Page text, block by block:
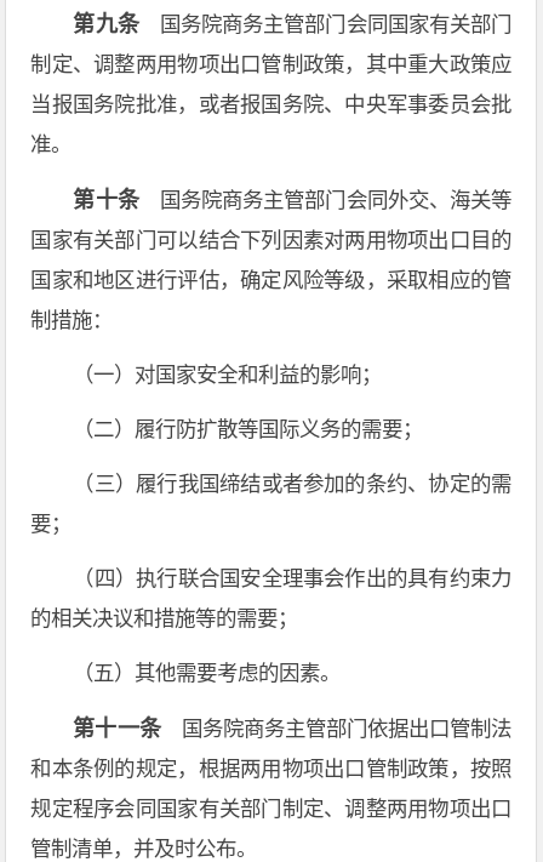
第九条国务院商务主管部门会同国家有关部门
制定、调整两用物项出口管制政策，其中重大政策应
当报国务院批准，或者报国务院、中央军事委员会批
准。
第十条国务院商务主管部门会同外交、海关等
国家有关部门可以结合下列因素对两用物项出口目的
国家和地区进行评估，确定风险等级，采取相应的管
制措施：
（一）对国家安全和利益的影响；
（二）履行防扩散等国际义务的需要；
（三）履行我国缔结或者参加的条约、协定的需
要；
（四）执行联合国安全理事会作出的具有约束力
的相关决议和措施等的需要；
（五）其他需要考虑的因素。
第十一条国务院商务主管部门依据出口管制法
和本条例的规定，根据两用物项出口管制政策，按照
规定程序会同国家有关部门制定、调整两用物项出口
管制清单，并及时公布。